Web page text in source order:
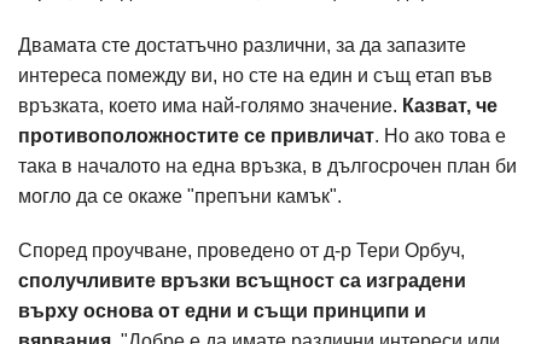
Двамата сте достатъчно различни, за да запазите
интереса помежду ви, но сте на един и същ етап във
връзката, което има най-голямо значение. Казват, че
противоположностите се привличат. Но ако това е
така в началото на една връзка, в дългосрочен план би
могло да се окаже "препъни камък".
Според проучване, проведено от д-р Тери Орбуч,
сполучливите връзки всъщност са изградени
върху основа от едни и същи принципи и